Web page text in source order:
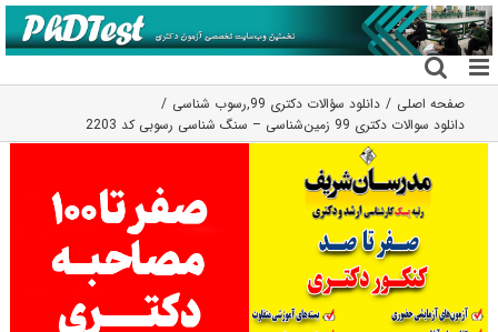
رفتن
به
محتوا
صفحه اصلی دانلود سؤالات دکتری 99 ,رسوب شناسی
دانلود سوالات دکتری 99 زمین‌شناسی – سنگ شناسی رسوبی کد 2203